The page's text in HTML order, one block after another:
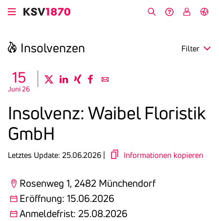
Direkt
zum
Insol­venzen Filter
Region
Eröffnung
Anmeldefrist
15
Juni 26
Insol­venz: Waibel Floristik
GmbH
Letztes Update: 25.06.2026 | Informationen kopieren
Rosenweg 1, 2482 Münchendorf
Eröffnung: 15.06.2026
Anmeldefrist: 25.08.2026